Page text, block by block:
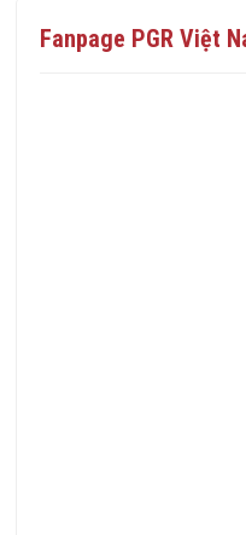
Fanpage PGR Việt